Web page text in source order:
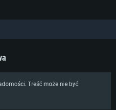
Treść może nie być